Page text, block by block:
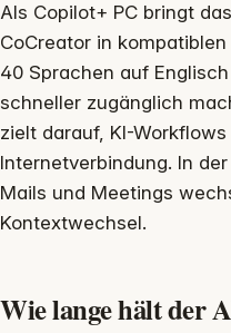
Als Copilot+ PC bringt
CoCreator in
40 Sprachen auf
schneller zugänglich
zielt darauf, KI-
Internetverbindung. In
Mails und Meetings
Kontextwechsel.
Wie lange hält der